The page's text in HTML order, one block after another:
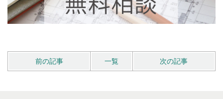
前の記事 一覧 次の記事